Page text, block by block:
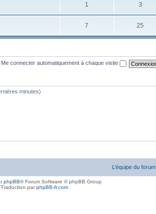
1 3
7 25
Me connecter automatiquement à chaque visite
minutes)
L’équipe du forum
phpBB® Forum Software © phpBB Group
Traduction parphpBB-fr.com